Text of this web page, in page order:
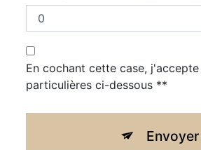
En cochant cette case,
particulières ci-dessous **
Envoyer